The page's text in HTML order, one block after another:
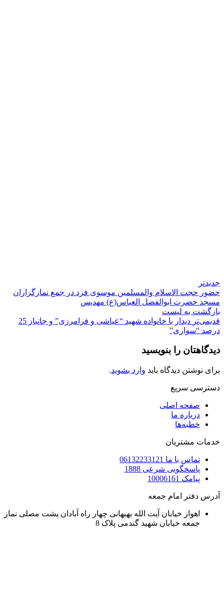
جدیدتر
حضور حجت الاسلام والمسلمین موسوی فرد در جمع نمازگزاران
مسجد حضرت ابوالفضل العباس(ع) مهدیس
بازگشت به لیست
قدیمی‌تر
دیدار با خانواده شهید “عیاشی و فرامرزی” و جانباز 25
درصد “سواری”
دیدگاهتان را بنویسید
برای نوشتن دیدگاه باید وارد بشوید.
دسترسی سریع
صفحه اصلی
درباره ما
خطبه‌ها
خدمات مشتریان
تماس با ما 06132233121
پاسخگویی شرعی 1888
پیامک 10006161
آدرس دفتر امام جمعه
اهواز خیابان آیت الله بهبهانی چهار راه آبادان پشت مصلی نماز
جمعه خیابان شهید گندمی پلاک 8